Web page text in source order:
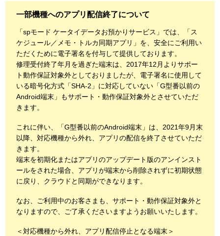
一部機種へのアプリ配信終了について
「spモード ケータイデータお預かりサービス」では、「ス
ケジュール／メモ・トルカ同期アプリ」を、安全にご利用い
ただくために電子署名を付与して提供しております。
修理受付終了年月を過ぎた端末は、2017年12月よりサポー
ト動作保証対象外としておりましたが、電子署名に使用して
いる暗号化方式「SHA-2」に対応していない「G型番以前の
Android端末」もサポート・動作保証対象外とさせていただ
きます。
これに伴い、「G型番以前のAndroid端末」は、2021年9月末
以降、対応機種から外れ、アプリの配信を終了させていただ
きます。
端末を初期化またはアプリのアップデート版のアンインスト
ールをされた場合、アプリが端末から削除されずに初期状態
に戻り、クラウドと同期ができなります。
なお、ご利用中のお客さまも、サポート・動作保証対象外と
なりますので、ご了承くださいますようお願いいたします。
＜対応機種から外れ、アプリ配信停止となる端末＞